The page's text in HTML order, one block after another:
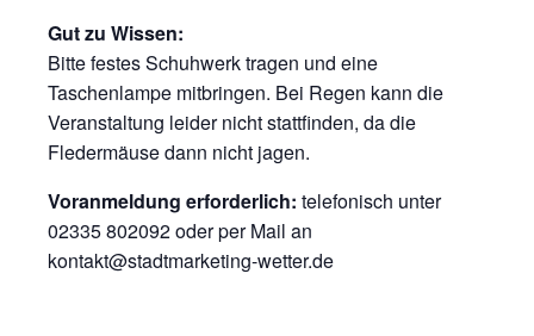
Gut zu Wissen:
Bitte festes Schuhwerk tragen und eine
Taschenlampe mitbringen. Bei Regen kann die
Veranstaltung leider nicht stattfinden, da die
Fledermäuse dann nicht jagen.
Voranmeldung erforderlich: telefonisch unter
02335 802092 oder per Mail an
kontakt@stadtmarketing-wetter.de